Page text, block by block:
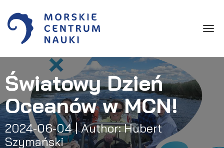
Światowy Dzień
Oceanów w MCN!
2024-06-04| Author: Hubert
Szymański